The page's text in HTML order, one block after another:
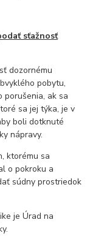
sťažnosť
dozornému
pobytu,
porušenia, ak sa
sa jej týka, je v
boli dotknuté
nápravy.
ktorému sa
o pokroku a
súdny prostriedok
je Úrad na